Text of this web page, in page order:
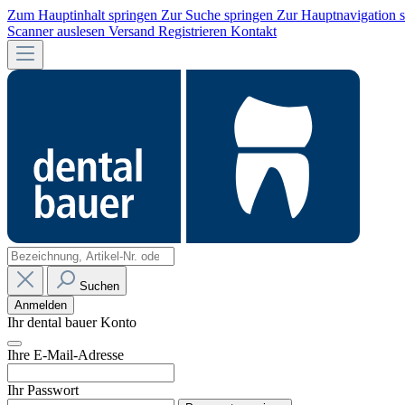
Zum Hauptinhalt springen Zur Suche springen Zur Hauptnavigation
Scanner auslesen Versand Registrieren Kontakt
Suchen
Anmelden
Ihr dental bauer Konto
Ihre E-Mail-Adresse
Ihr Passwort